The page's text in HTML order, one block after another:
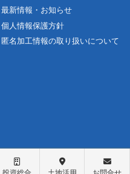
最新情報・お知らせ
個人情報保護方針
匿名加工情報の取り扱いについて